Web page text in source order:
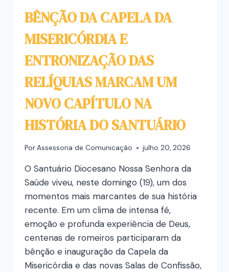
BÊNÇÃO DA CAPELA DA
MISERICÓRDIA E
ENTRONIZAÇÃO DAS
RELÍQUIAS MARCAM UM
NOVO CAPÍTULO NA
HISTÓRIA DO SANTUÁRIO
PorAssessoria de Comunicação julho 20, 2026
O Santuário Diocesano Nossa Senhora da
Saúde viveu, neste domingo (19), um dos
momentos mais marcantes de sua história
recente. Em um clima de intensa fé,
emoção e profunda experiência de Deus,
centenas de romeiros participaram da
bênção e inauguração da Capela da
Misericórdia e das novas Salas de Confissão,